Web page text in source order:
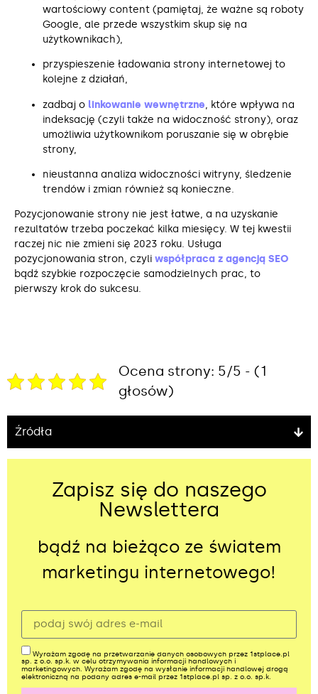
wartościowy content (pamiętaj, że ważne są roboty
Google, ale przede wszystkim skup się na
użytkownikach),
przyspieszenie ładowania strony internetowej to
kolejne z działań,
zadbaj o linkowanie wewnętrzne, które wpływa na
indeksację (czyli także na widoczność strony), oraz
umożliwia użytkownikom poruszanie się w obrębie
strony,
nieustanna analiza widoczności witryny, śledzenie
trendów i zmian również są konieczne.
Pozycjonowanie strony nie jest łatwe, a na uzyskanie
rezultatów trzeba poczekać kilka miesięcy. W tej kwestii
raczej nic nie zmieni się 2023 roku. Usługa
pozycjonowania stron, czyli współpraca z agencją SEO
bądź szybkie rozpoczęcie samodzielnych prac, to
pierwszy krok do sukcesu.
Ocena strony: 5/5 - (1
głosów)
Źródła
Zapisz się do naszego
Newslettera
bądź na bieżąco ze światem
marketingu internetowego!
Wyrażam zgodę na przetwarzanie danych osobowych przez 1stplace.pl
sp. z o.o. sp.k. w celu otrzymywania informacji handlowych i
marketingowych. Wyrażam zgodę na wysłanie informacji handlowej drogą
elektroniczną na podany adres e-mail przez 1stplace.pl sp. z o.o. sp.k.